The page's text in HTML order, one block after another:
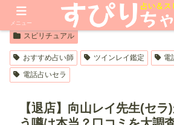
【PR】本ページはプロモーションが含まれています
スピリチュアル
おすすめ占い師 ツインレイ鑑定
電
電話占いセラ
【退店】向山レイ先生(セ
メニュー